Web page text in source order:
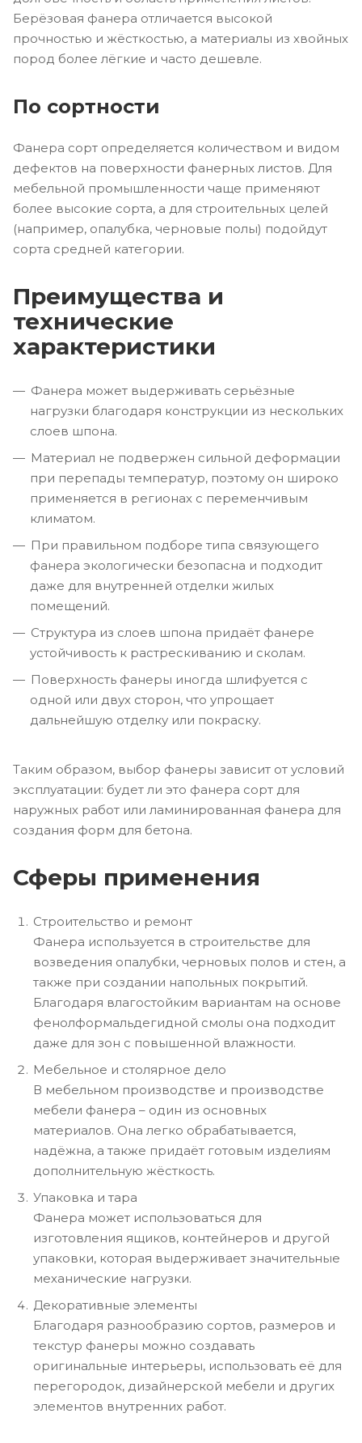
Берёзовая фанера отличается высокой
прочностью и жёсткостью, а материалы из хвойных
пород более лёгкие и часто дешевле.
По сортности
Фанера сорт определяется количеством и видом
дефектов на поверхности фанерных листов. Для
мебельной промышленности чаще применяют
более высокие сорта, а для строительных целей
(например, опалубка, черновые полы) подойдут
сорта средней категории.
Преимущества и
технические
характеристики
Фанера может выдерживать серьёзные
нагрузки благодаря конструкции из нескольких
слоев шпона.
Материал не подвержен сильной деформации
при перепады температур, поэтому он широко
применяется в регионах с переменчивым
климатом.
При правильном подборе типа связующего
фанера экологически безопасна и подходит
даже для внутренней отделки жилых
помещений.
Структура из слоев шпона придаёт фанере
устойчивость к растрескиванию и сколам.
Поверхность фанеры иногда шлифуется с
одной или двух сторон, что упрощает
дальнейшую отделку или покраску.
Таким образом, выбор фанеры зависит от условий
эксплуатации: будет ли это фанера сорт для
наружных работ или ламинированная фанера для
создания форм для бетона.
Сферы применения
Строительство и ремонт
Фанера используется в строительстве для
возведения опалубки, черновых полов и стен, а
также при создании напольных покрытий.
Благодаря влагостойким вариантам на основе
фенолформальдегидной смолы она подходит
даже для зон с повышенной влажности.
Мебельное и столярное дело
В мебельном производстве и производстве
мебели фанера – один из основных
материалов. Она легко обрабатывается,
надёжна, а также придаёт готовым изделиям
дополнительную жёсткость.
Упаковка и тара
Фанера может использоваться для
изготовления ящиков, контейнеров и другой
упаковки, которая выдерживает значительные
механические нагрузки.
Декоративные элементы
Благодаря разнообразию сортов, размеров и
текстур фанеры можно создавать
оригинальные интерьеры, использовать её для
перегородок, дизайнерской мебели и других
элементов внутренних работ.